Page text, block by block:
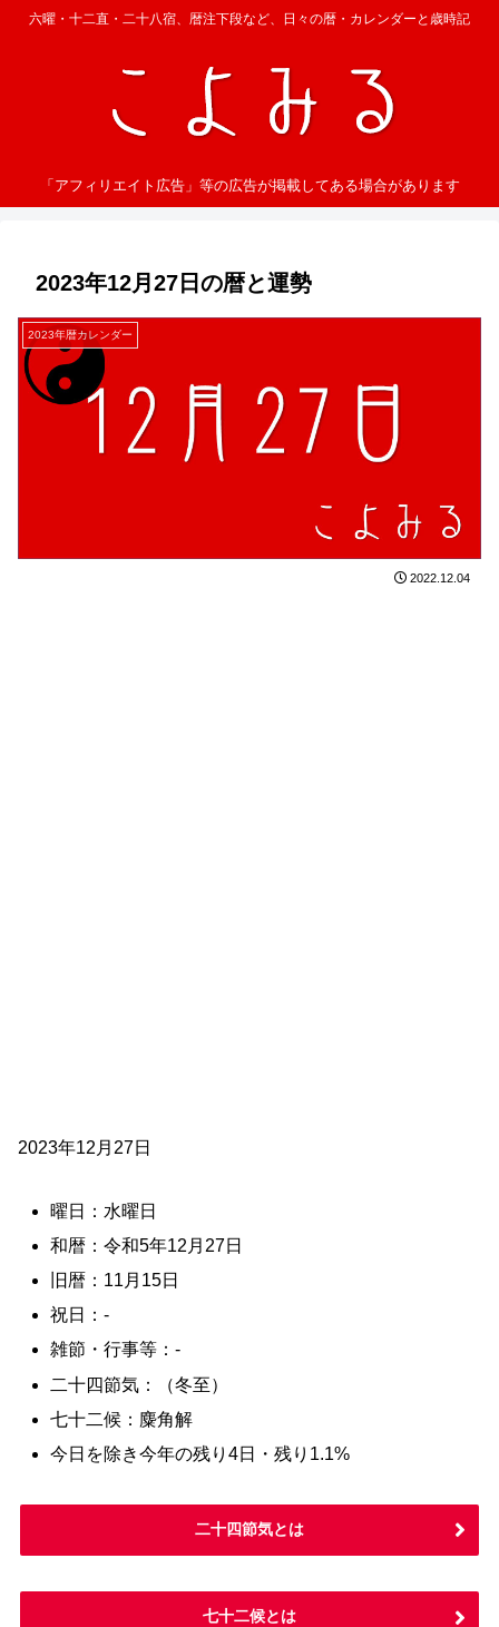
六曜・十二直・二十八宿、暦注下段など、日々の暦・カレンダーと歳時記
「アフィリエイト広告」等の広告が掲載してある場合があります
2023年12月27日の暦と運勢
2023年暦カレンダー
2022.12.04
2023年12月27日
曜日：水曜日
和暦：令和5年12月27日
旧暦：11月15日
祝日：-
雑節・行事等：-
二十四節気：（冬至）
七十二候：麋角解
今日を除き今年の残り4日・残り1.1%
二十四節気とは
七十二候とは